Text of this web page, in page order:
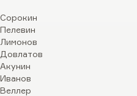
Сорокин
Пелевин
Лимонов
Довлатов
Акунин
Иванов
Веллер